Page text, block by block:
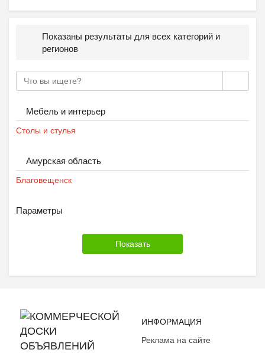
Показаны результаты для всех категорий и
регионов
Мебель и интерьер
Столы и стулья
Амурская область
Благовещенск
Параметры
ИНФОРМАЦИЯ
Реклама на сайте